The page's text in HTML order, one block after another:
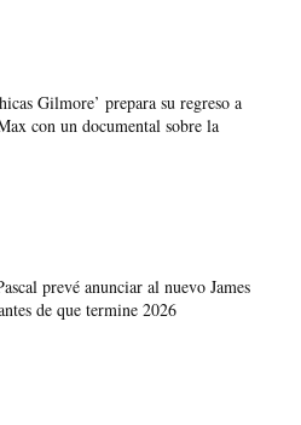
Gilmore’ prepara su regreso a
con un documental sobre la
prevé anunciar al nuevo James
de que termine 2026